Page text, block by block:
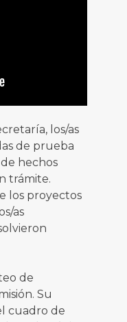
los/as
de prueba
hechos
trámite.
los proyectos
as
de
Su
cuadro de